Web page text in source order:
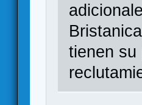
tienen su